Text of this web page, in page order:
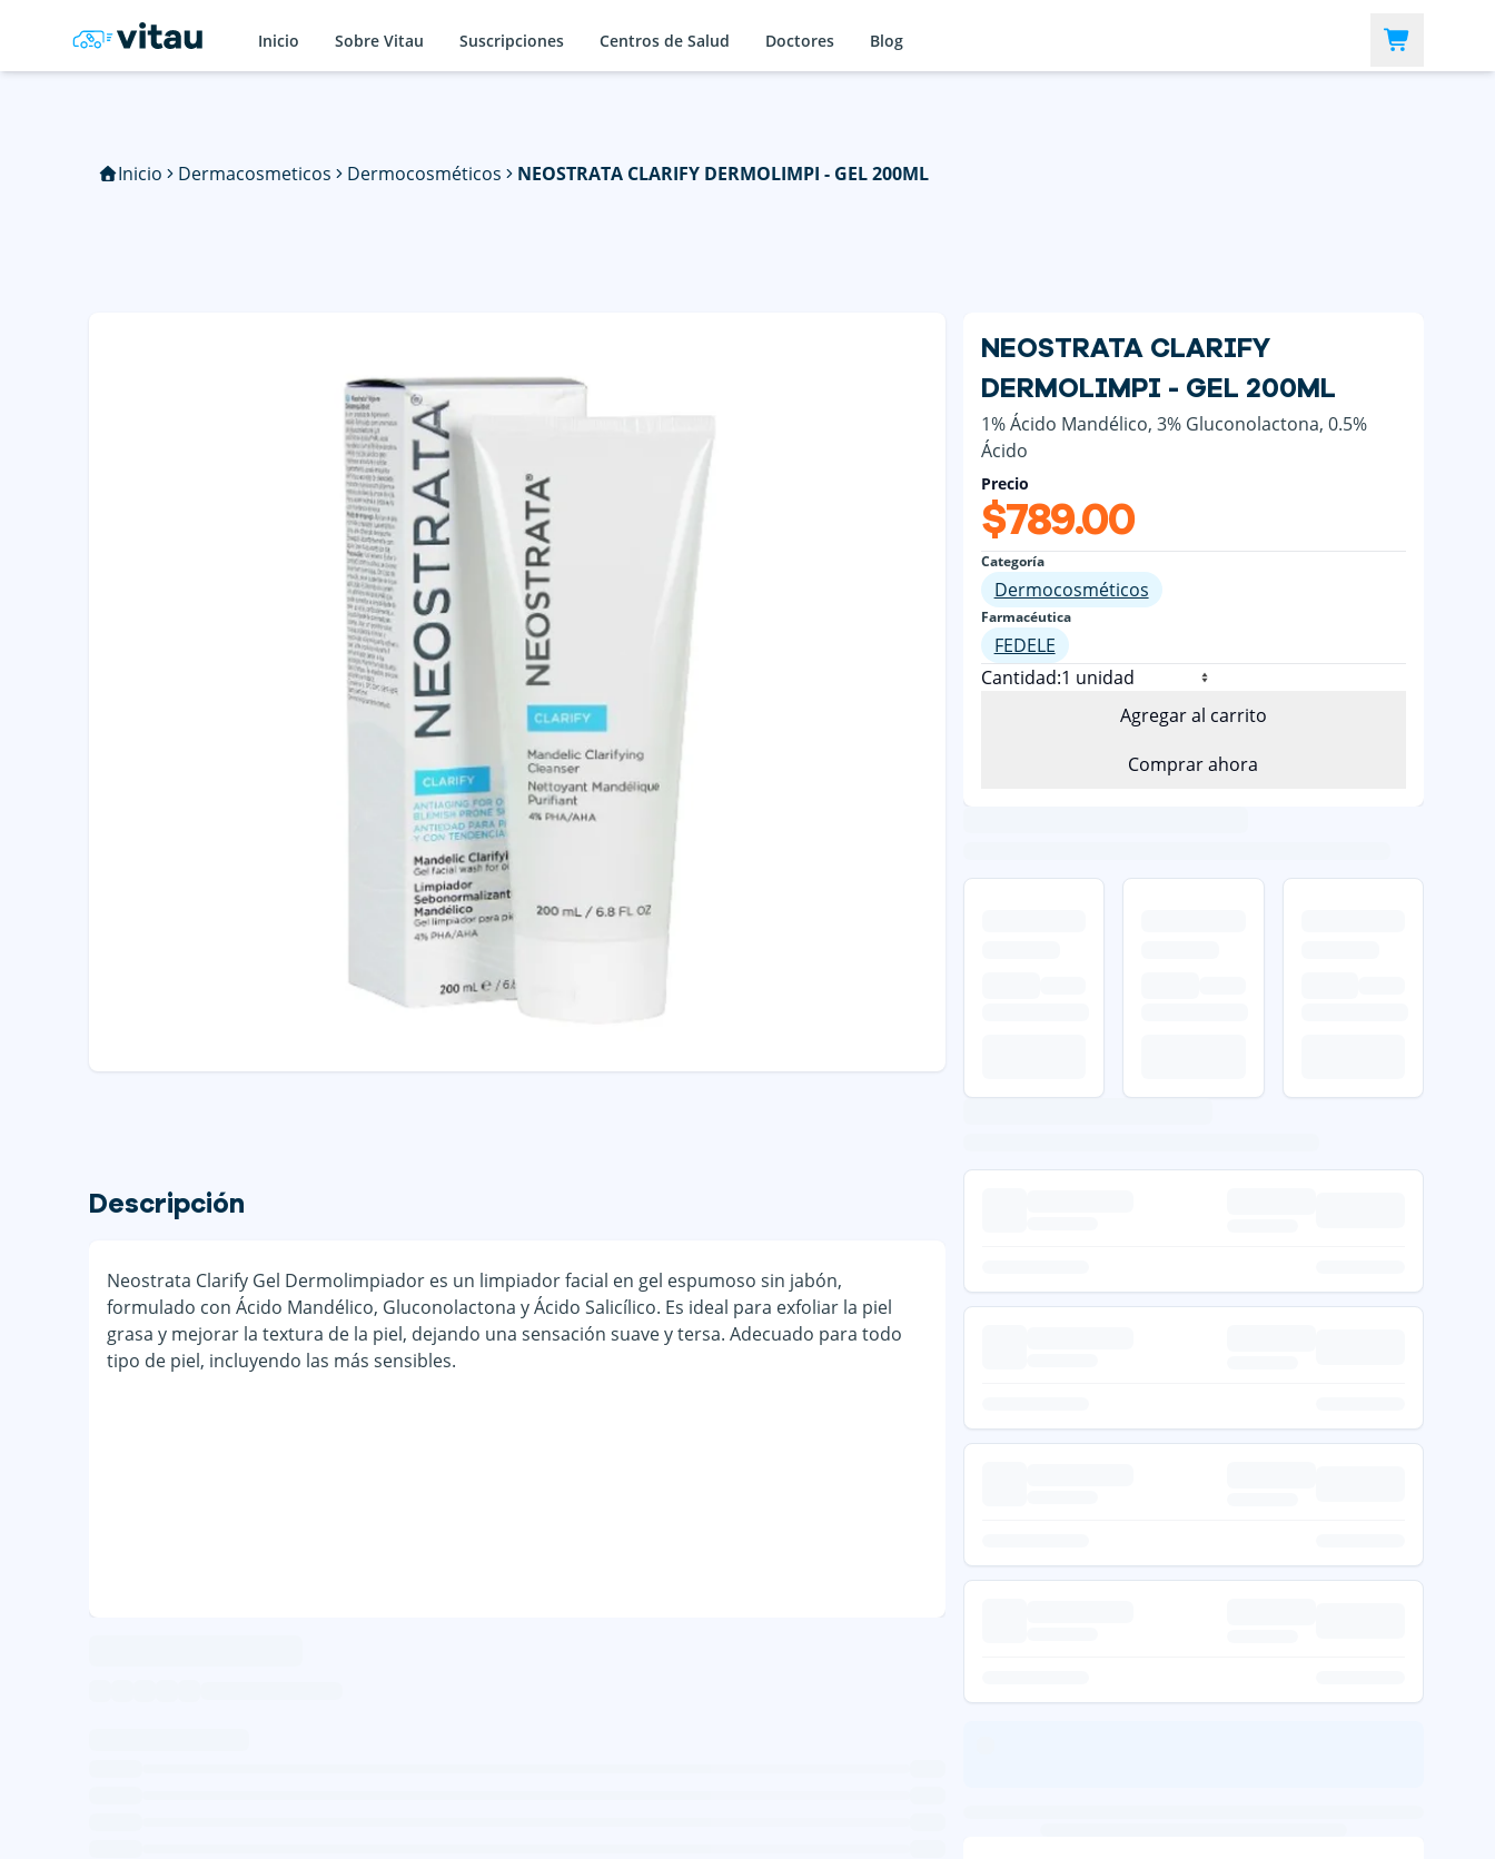
Inicio Sobre Vitau Suscripciones Centros de Salud Doctores Blog
Inicio Dermacosmeticos Dermocosméticos NEOSTRATA CLARIFY DERMOLIMPI - GEL 200ML
NEOSTRATA CLARIFY
DERMOLIMPI - GEL 200ML
1% Ácido Mandélico, 3% Gluconolactona, 0.5%
Ácido
Precio
$789.00
Categoría
Dermocosméticos
Farmacéutica
FEDELE
Cantidad:
Agregar al carrito
Comprar ahora
Descripción
Neostrata Clarify Gel Dermolimpiador es un limpiador facial en gel espumoso sin jabón,
formulado con Ácido Mandélico, Gluconolactona y Ácido Salicílico. Es ideal para exfoliar la piel
grasa y mejorar la textura de la piel, dejando una sensación suave y tersa. Adecuado para todo
tipo de piel, incluyendo las más sensibles.